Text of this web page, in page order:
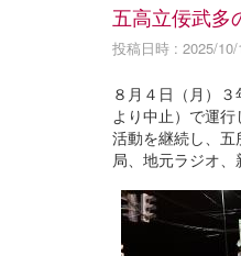
五高立佞武多
投稿日時 : 2025/10/
８月４日（月）
より中止）で運
活動を継続し、
局、地元ラジオ、